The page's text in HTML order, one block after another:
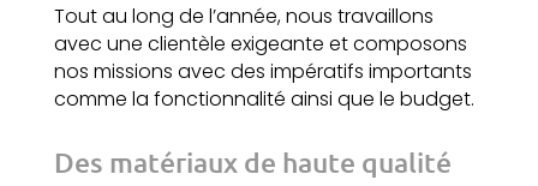
Tout au long de l’année, nous travaillons
avec une clientèle exigeante et composons
nos missions avec des impératifs importants
comme la fonctionnalité ainsi que le budget.
Des matériaux de haute qualité